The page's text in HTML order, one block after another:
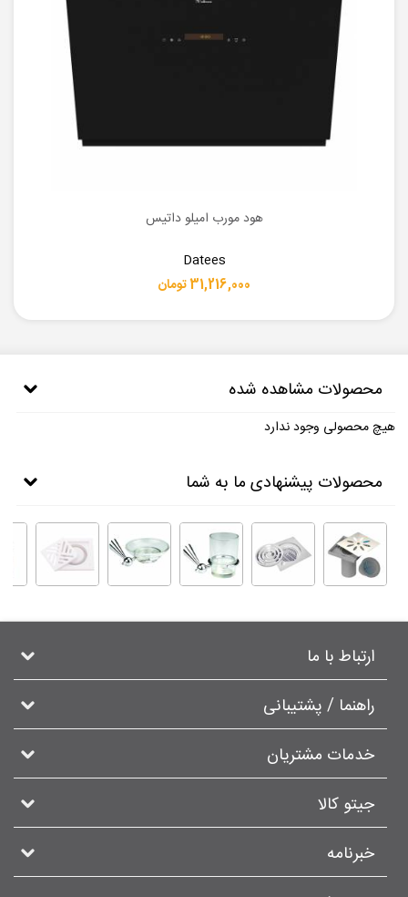
هود مورب امیلو داتیس
Datees
31,216,000 تومان
محصولات مشاهده شده
هیچ محصولی وجود ندارد
محصولات پیشنهادی ما به شما
ارتباط با ما
راهنما / پشتیبانی
خدمات مشتریان
جیتو کالا
خبرنامه